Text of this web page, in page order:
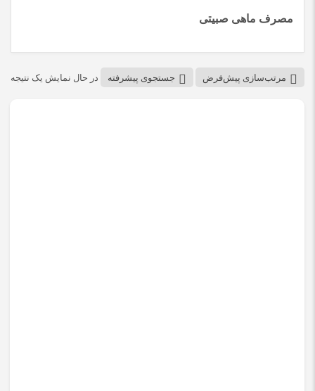
مصرف ماهی صبیتی
در حال نمایش یک نتیجه مرتب‌سازی پیش‌فرض جستجوی پیشرفته